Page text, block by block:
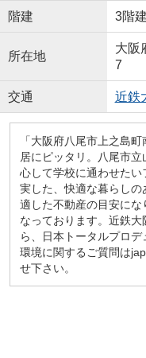
階建 3階建
所在地
大阪
7
交通 近鉄
「大阪府八尾市上之島
居にピッタリ。八尾市
心して学校に通わせた
実した、快適な暮らし
適した不動産の目安にな
なっております。近鉄
ら、日本トータルプロ
環境に関するご質問は
せ下さい。